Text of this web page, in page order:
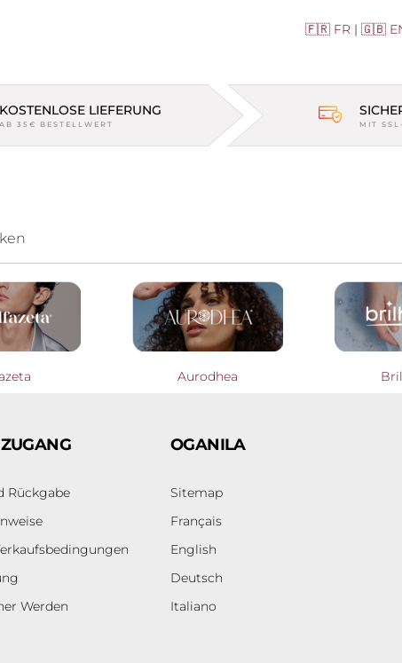
🇫🇷 FR | 🇬🇧
KOSTENLOSE LIEFERUNG
AB 35€ BESTELLWERT MIT
Aurodhea
Rückgabe
Werden
OGANILA
Sitemap
Français
English
Deutsch
Italiano